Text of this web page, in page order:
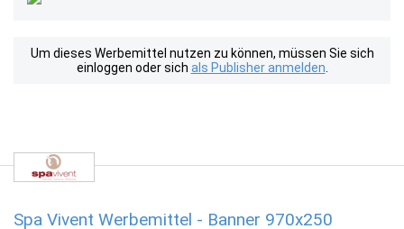
Um dieses Werbemittel nutzen zu können, müssen Sie sich
einloggen oder sich als Publisher anmelden
Spa Vivent Werbemittel - Banner 970x250